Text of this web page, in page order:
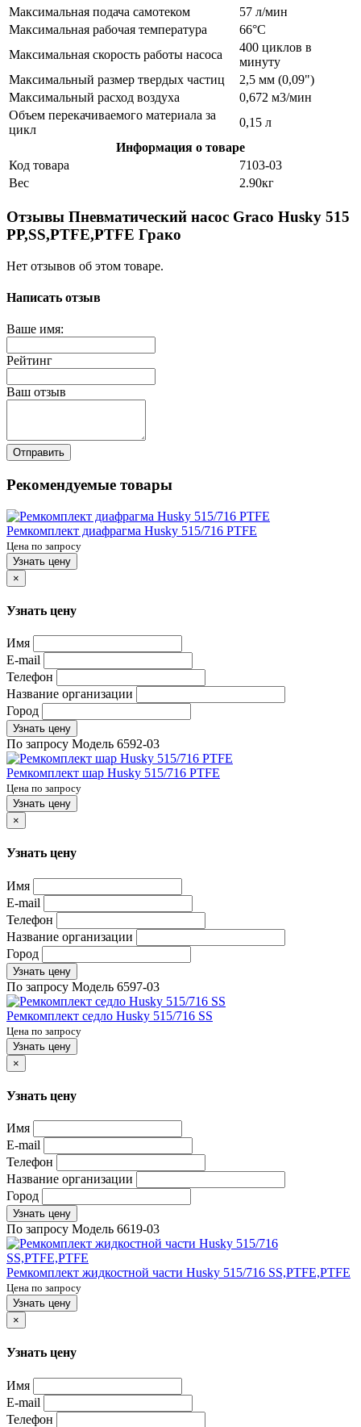
Максимальная подача самотеком
57 л/мин
Максимальная рабочая температура
66°C
Максимальная скорость работы насоса
400 циклов в
минуту
Максимальный размер твердых частиц
2,5 мм (0,09")
Максимальный расход воздуха
0,672 м3/мин
Объем перекачиваемого материала за
цикл
0,15 л
Информация о товаре
Код товара
7103-03
Вес
2.90кг
Отзывы Пневматический насос Graco Husky 515
PP,SS,PTFE,PTFE Грако
Нет отзывов об этом товаре.
Написать отзыв
Ваше имя:
Рейтинг
Ваш отзыв
Отправить
Рекомендуемые товары
Ремкомплект диафрагма Husky 515/716 PTFE
Цена по запросу
Узнать цену
×
Узнать цену
Имя
E-mail
Телефон
Название организации
Город
Узнать цену
По запросу Модель 6592-03
Ремкомплект шар Husky 515/716 PTFE
Цена по запросу
Узнать цену
×
Узнать цену
Имя
E-mail
Телефон
Название организации
Город
Узнать цену
По запросу Модель 6597-03
Ремкомплект седло Husky 515/716 SS
Цена по запросу
Узнать цену
×
Узнать цену
Имя
E-mail
Телефон
Название организации
Город
Узнать цену
По запросу Модель 6619-03
Ремкомплект жидкостной части Husky 515/716 SS,PTFE,PTFE
Цена по запросу
Узнать цену
×
Узнать цену
Имя
E-mail
Телефон